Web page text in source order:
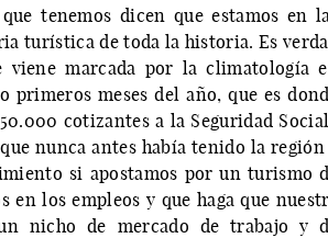
tenemos dicen que estamos en
turística de toda la historia. Es
viene marcada por la climatología
primeros meses del año, que es
cotizantes a la Seguridad
nunca antes había tenido la
si apostamos por un turismo
en los empleos y que haga que
nicho de mercado de trabajo y